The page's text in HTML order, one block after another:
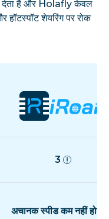
देता है और Holafly केवल
हॉटस्पॉट शेयरिंग पर रोक
3
अचानक स्पीड कम नहीं होती